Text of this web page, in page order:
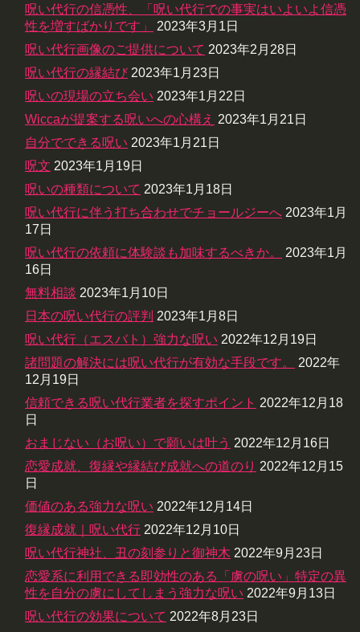
呪い代行の信憑性、「呪い代行での事実はいよいよ信憑
性を増すばかりです」
2023年3月1日
呪い代行画像のご提供について 2023年2月28日
呪い代行の縁結び 2023年1月23日
呪いの現場の立ち会い 2023年1月22日
Wiccaが提案する呪いへの心構え 2023年1月21日
自分でできる呪い 2023年1月21日
呪文 2023年1月19日
呪いの種類について 2023年1月18日
呪い代行に伴う打ち合わせでチョールジーへ 2023年1月
17日
呪い代行の依頼に体験談も加味するべきか。
2023年1月
16日
無料相談 2023年1月10日
日本の呪い代行の評判 2023年1月8日
呪い代行（エスバト）強力な呪い 2022年12月19日
諸問題の解決には呪い代行が有効な手段です。
2022年
12月19日
信頼できる呪い代行業者を探すポイント 2022年12月18
日
おまじない（お呪い）で願いは叶う 2022年12月16日
恋愛成就、復縁や縁結び成就への道のり 2022年12月15
日
価値のある強力な呪い 2022年12月14日
復縁成就｜呪い代行 2022年12月10日
呪い代行神社、丑の刻参りと御神木 2022年9月23日
恋愛系に利用できる即効性のある「虜の呪い」特定の異
性を自分の虜にしてしまう強力な呪い 2022年9月13日
呪い代行の効果について 2022年8月23日